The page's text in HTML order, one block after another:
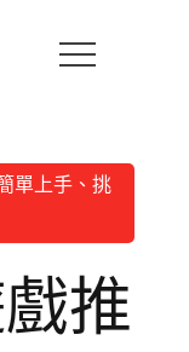
單上手、挑
推